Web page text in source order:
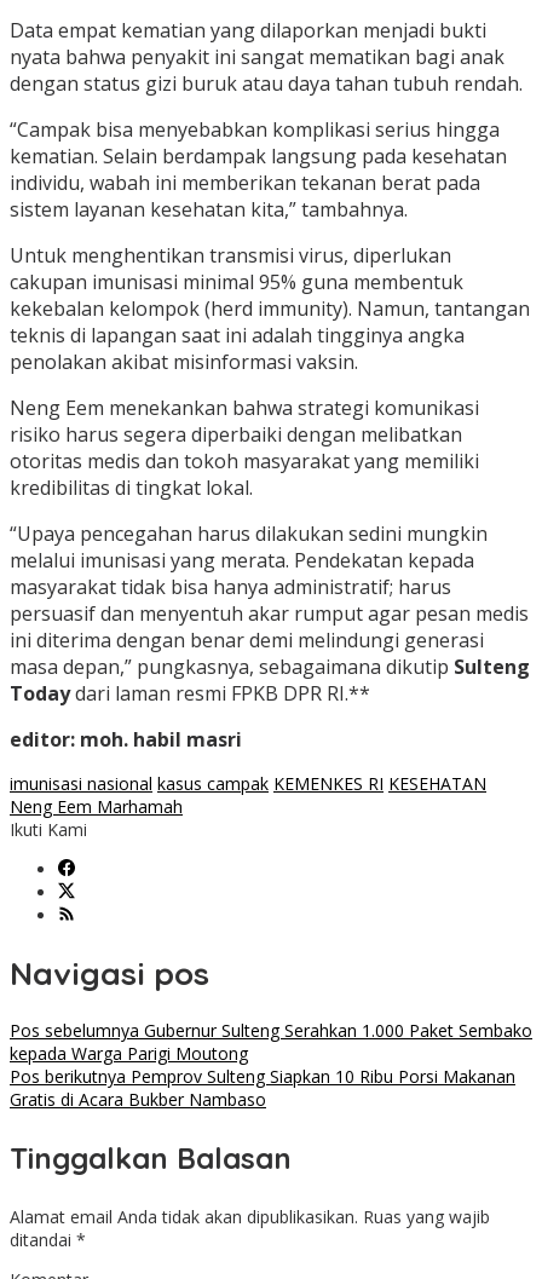
Data empat kematian yang dilaporkan menjadi bukti
nyata bahwa penyakit ini sangat mematikan bagi anak
dengan status gizi buruk atau daya tahan tubuh rendah.
“Campak bisa menyebabkan komplikasi serius hingga
kematian. Selain berdampak langsung pada kesehatan
individu, wabah ini memberikan tekanan berat pada
sistem layanan kesehatan kita,” tambahnya.
Untuk menghentikan transmisi virus, diperlukan
cakupan imunisasi minimal 95% guna membentuk
kekebalan kelompok (herd immunity). Namun, tantangan
teknis di lapangan saat ini adalah tingginya angka
penolakan akibat misinformasi vaksin.
Neng Eem menekankan bahwa strategi komunikasi
risiko harus segera diperbaiki dengan melibatkan
otoritas medis dan tokoh masyarakat yang memiliki
kredibilitas di tingkat lokal.
“Upaya pencegahan harus dilakukan sedini mungkin
melalui imunisasi yang merata. Pendekatan kepada
masyarakat tidak bisa hanya administratif; harus
persuasif dan menyentuh akar rumput agar pesan medis
ini diterima dengan benar demi melindungi generasi
masa depan,” pungkasnya, sebagaimana dikutip Sulteng
Todaydari laman resmi FPKB DPR RI.**
editor: moh. habil masri
imunisasi nasional kasus campak KEMENKES RI KESEHATAN
Neng Eem Marhamah
Ikuti Kami
Navigasi pos
Pos sebelumnya Gubernur Sulteng Serahkan 1.000 Paket Sembako
kepada Warga Parigi Moutong
Pos berikutnya Pemprov Sulteng Siapkan 10 Ribu Porsi Makanan
Gratis di Acara Bukber Nambaso
Tinggalkan Balasan
Alamat email Anda tidak akan dipublikasikan. Ruas yang wajib
ditandai *